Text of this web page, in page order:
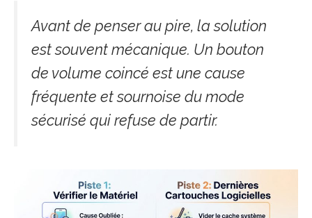
Avant de penser au pire, la solution
est souvent mécanique. Un bouton
de volume coincé est une cause
fréquente et sournoise du mode
sécurisé qui refuse de partir.